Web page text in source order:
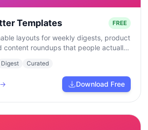
Templates FREE
layouts for weekly digests, product
content roundups that people actually
Digest Curated
Download Free